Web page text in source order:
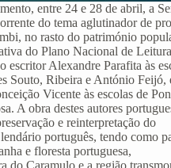
entre 24 e 28 de abril, a
do tema aglutinador de
no rasto do património
do Plano Nacional de Leitura
escritor Alexandre Parafita às
Souto, Ribeira e António Feijó,
Vicente às escolas de
A obra destes autores
e reinterpretação do
português, tendo como
e floresta portuguesa,
do Caramulo e a região